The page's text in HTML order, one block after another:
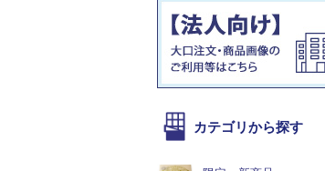
カテゴリから探す